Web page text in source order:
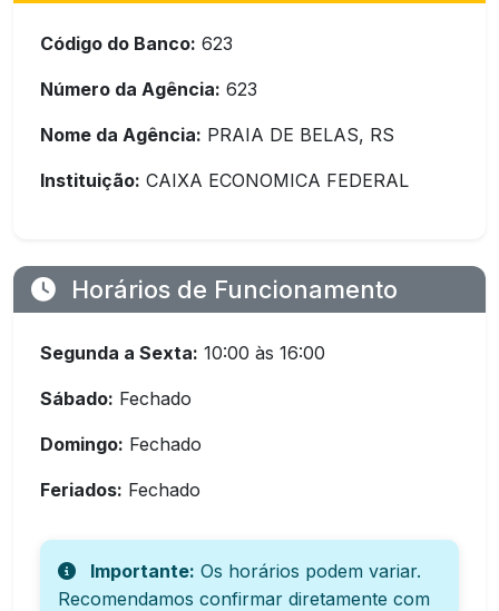
Código do Banco: 623
Número da Agência: 623
Nome da Agência: PRAIA DE BELAS, RS
Instituição: CAIXA ECONOMICA FEDERAL
Horários de Funcionamento
Segunda a Sexta: 10:00 às 16:00
Sábado: Fechado
Domingo: Fechado
Feriados: Fechado
Importante: Os horários podem variar.
Recomendamos confirmar diretamente com